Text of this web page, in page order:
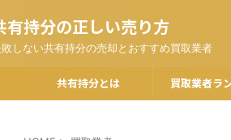
有持分の正しい売り方
敗しない共有持分の売却とおすすめ買取業者
共有持分とは 買取業者ラ